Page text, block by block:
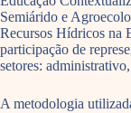
Semiárido e
Recursos Hídricos na
participação de
setores:
A metodologia